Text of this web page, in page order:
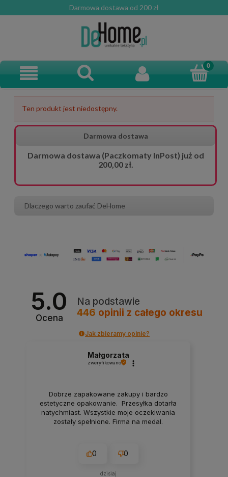
Darmowa dostawa od 200 zł
Ten produkt jest niedostępny.
Darmowa dostawa
Darmowa dostawa (Paczkomaty InPost) już od
200,00 zł.
Dlaczego warto zaufać DeHome
5.0
Ocena
Na podstawie
446 opinii z całego okresu
Jak zbieramy opinie?
Małgorzata
zweryfikowano
Dobrze zapakowane zakupy i bardzo
estetyczne opakowanie. Przesyłka dotarła
natychmiast. Wszystkie moje oczekiwania
zostały spełnione. Firma na medal.
0 0
dzisiaj